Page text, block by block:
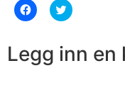
Klikk
for
Facebook(åpnes
i
Klikk
for
Twitter(åpnes
Legg inn